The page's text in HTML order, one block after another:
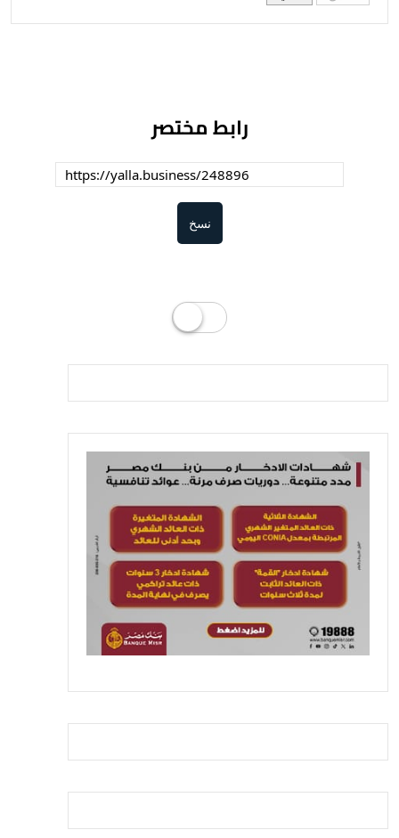
رابط مختصر
نسخ